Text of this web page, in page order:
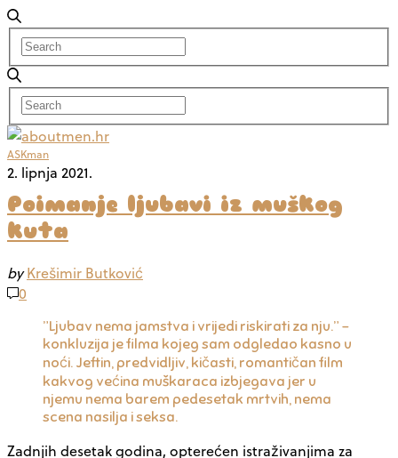
ASKman
2. lipnja 2021.
Poimanje ljubavi iz muškog
kuta
by Krešimir Butković
0
”Ljubav nema jamstva i vrijedi riskirati za nju.” –
konkluzija je filma kojeg sam odgledao kasno u
noći. Jeftin, predvidljiv, kičasti, romantičan film
kakvog većina muškaraca izbjegava jer u
njemu nema barem pedesetak mrtvih, nema
scena nasilja i seksa.
Zadnjih desetak godina, opterećen istraživanjima za